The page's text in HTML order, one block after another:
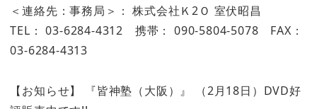
＜連絡先：事務局＞： 株式会社Ｋ2Ｏ 室伏昭昌
TEL： 03-6284-4312 携帯： 090-5804-5078 FAX：
03-6284-4313
【お知らせ】 『皆神塾（大阪）』 （2月18日）DVD好